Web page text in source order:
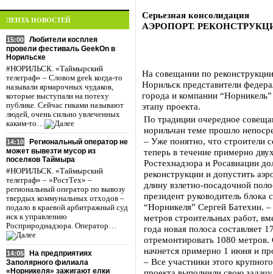
ЛЕНТА НОВОСТЕЙ
15:00
Любители косплея
провели фестиваль GeekOn в
Норильске
#НОРИЛЬСК. «Таймырский
телеграф» – Словом geek когда-то
называли ярмарочных чудаков,
которые выступали на потеху
публике. Сейчас гиками называют
людей, очень сильно увлеченных
каким-то…
14:10
Региональный оператор не
может вывезти мусор из
поселков Таймыра
#НОРИЛЬСК. «Таймырский
телеграф» – «РостТех» –
региональный оператор по вывозу
твердых коммунальных отходов –
подало в краевой арбитражный суд
иск к управлению
Росприроднадзора. Оператор…
14:05
На предприятиях
Заполярного филиала
«Норникеля» зажигают елки
Серьезная консолидация
АЭРОПОРТ.
На совещании по
Норильск представители
города и компании
этапу проекта.
По традиции очередное
норильчан теме прошло
– Уже понятно, что строители
теперь в течение примерно
Ростехнадзора и Росавиации
реконструкции и допустить
длину взлетно-посадочной
президент руководитель
“Норникеля” Сергей Батехин.
метров строительных работ,
года новая полоса составляет
отремонтировать 1080 метров.
начнется примерно 1 июня и
– Все участники этого